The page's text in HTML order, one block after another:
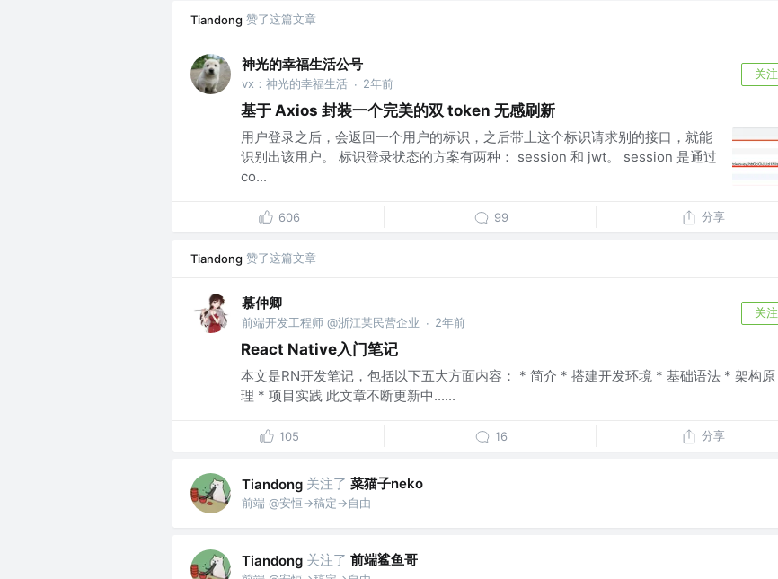
Tiandong 赞了这篇文章
神光的幸福生活公号
vx：神光的幸福生活 · 2年前
关注
基于 Axios 封装一个完美的双 token 无感刷新
用户登录之后，会返回一个用户的标识，之后带上这个标识请求别的接口，就能
识别出该用户。 标识登录状态的方案有两种： session 和 jwt。 session 是通过
co...
606 99 分享
Tiandong 赞了这篇文章
慕仲卿
前端开发工程师 @浙江某民营企业 · 2年前
关注
React Native入门笔记
本文是RN开发笔记，包括以下五大方面内容： * 简介 * 搭建开发环境 * 基础语法 * 架构原
理 * 项目实践 此文章不断更新中......
105 16 分享
Tiandong 关注了 菜猫子neko
前端 @安恒->稿定->自由
Tiandong 关注了 前端鲨鱼哥